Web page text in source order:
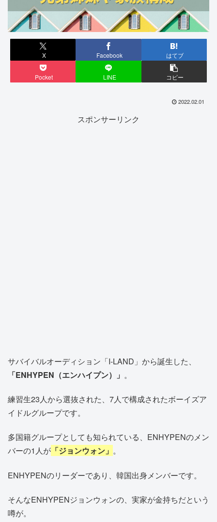
X Facebook はてブ
Pocket LINE コピー
2022.02.01
スポンサーリンク
サバイバルオーディション「I-LAND」から誕生した、
「ENHYPEN（エンハイプン）」 。
練習生23人から選抜された、7人で構成されたボーイズア
イドルグループです。
多国籍グループとしても知られている、ENHYPENのメン
バーの1人が 「ジョンウォン」 。
ENHYPENのリーダーであり、韓国出身メンバーです。
そんなENHYPENジョンウォンの、実家が金持ちだという
噂が。